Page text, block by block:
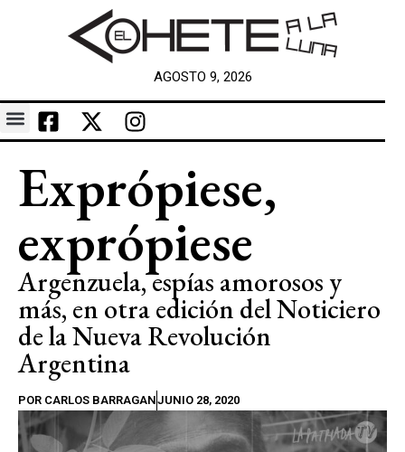
AGOSTO 9, 2026
Exprópiese,
exprópiese
Argenzuela, espías amorosos y
más, en otra edición del Noticiero
de la Nueva Revolución
Argentina
POR CARLOS BARRAGANJUNIO 28, 2020